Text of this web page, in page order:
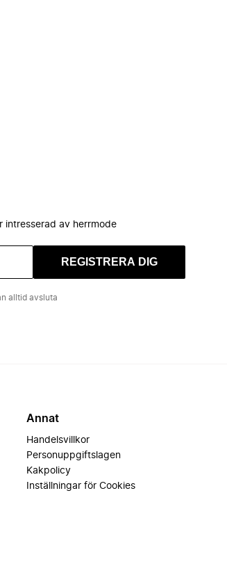
intresserad av herrmode
REGISTRERA DIG
alltid avsluta
Annat
Handelsvillkor
Personuppgiftslagen
Kakpolicy
Inställningar för Cookies